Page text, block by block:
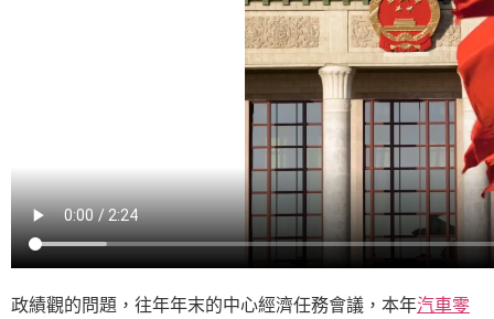
政績觀的問題，往年年末的中心經濟任務會議，本年汽車零